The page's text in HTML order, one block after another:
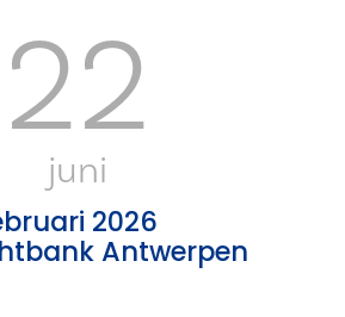
22
juni
2026
Antwerpen